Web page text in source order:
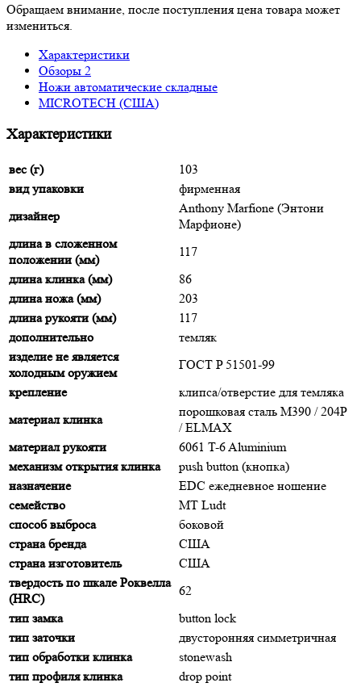
Обращаем внимание, после поступления цена товара может
измениться.
Характеристики
Обзоры 2
Ножи автоматические складные
MICROTECH (США)
Характеристики
вес (г)
103
вид упаковки
фирменная
дизайнер
Anthony Marfione (Энтони
Марфионе)
длина в сложенном
положении (мм)
117
длина клинка (мм)
86
длина ножа (мм)
203
длина рукояти (мм)
117
дополнительно
темляк
изделие не является
холодным оружием
ГОСТ P 51501-99
крепление
клипса/отверстие для темляка
материал клинка
порошковая сталь M390 / 204P
/ ELMAX
материал рукояти
6061 T-6 Aluminium
механизм открытия клинка
push button (кнопка)
назначение
EDC ежедневное ношение
семейство
MT Ludt
способ выброса
боковой
страна бренда
США
страна изготовитель
США
твердость по шкале Роквелла
(HRC)
62
тип замка
button lock
тип заточки
двусторонняя симметричная
тип обработки клинка
stonewash
тип профиля клинка
drop point